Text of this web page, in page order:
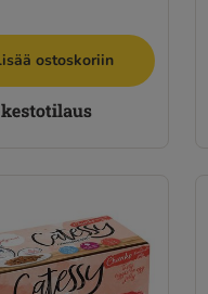
ostoskoriin